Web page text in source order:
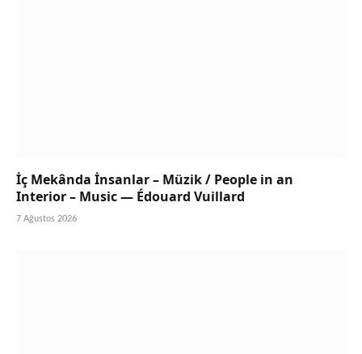
İç Mekânda İnsanlar – Müzik / People in an
Interior – Music — Édouard Vuillard
7 Ağustos 2026